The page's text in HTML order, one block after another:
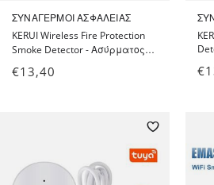
ΣΥΝΑΓΕΡΜΟΊ ΑΣΦΑΛΕΊΑΣ
KERUI Wireless Fire Protection
Smoke Detector - Ασύρματος
Συναγερμούς 433MHz KERUI
€13,40 €